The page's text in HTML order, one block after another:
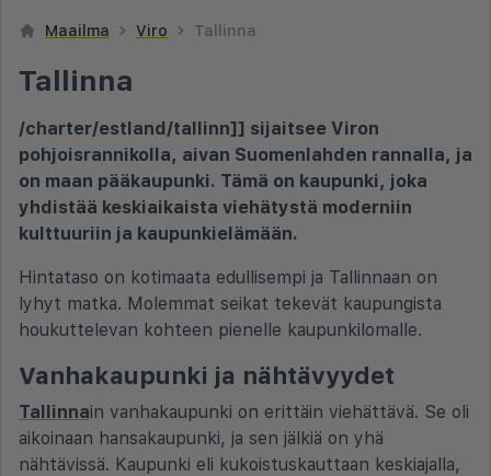
Maailma Viro Tallinna
Tallinna
/charter/estland/tallinn]] sijaitsee Viron
pohjoisrannikolla, aivan Suomenlahden rannalla, ja
on maan pääkaupunki. Tämä on kaupunki, joka
yhdistää keskiaikaista viehätystä moderniin
kulttuuriin ja kaupunkielämään.
Hintataso on kotimaata edullisempi ja Tallinnaan on
lyhyt matka. Molemmat seikat tekevät kaupungista
houkuttelevan kohteen pienelle kaupunkilomalle.
Vanhakaupunki ja nähtävyydet
Tallinnain vanhakaupunki on erittäin viehättävä. Se oli
aikoinaan hansakaupunki, ja sen jälkiä on yhä
nähtävissä. Kaupunki eli kukoistuskauttaan keskiajalla,